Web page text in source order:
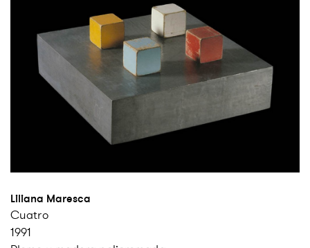
Liliana Maresca
Cuatro
1991